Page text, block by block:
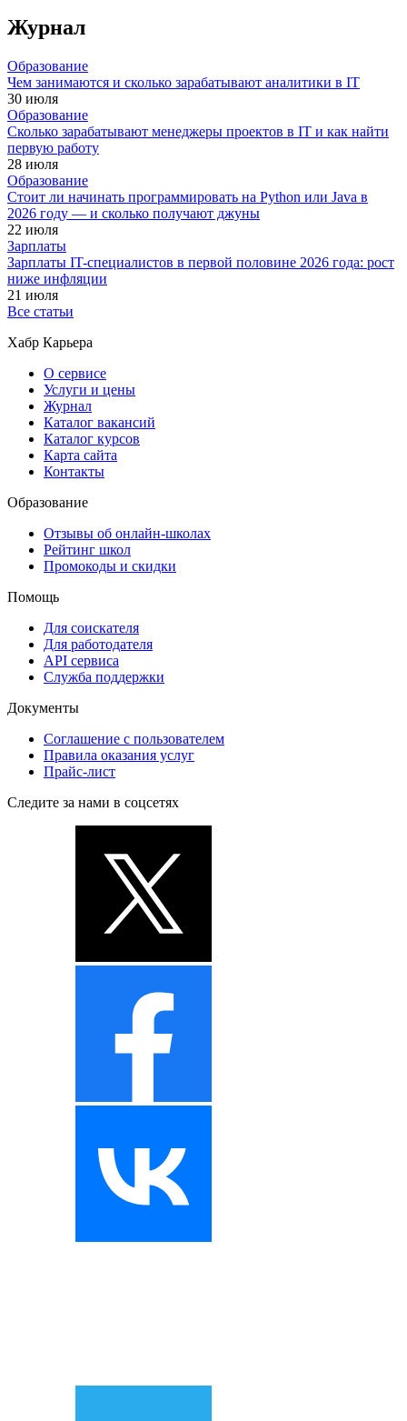
Журнал
Образование
Чем занимаются и сколько зарабатывают аналитики в IT
30 июля
Образование
Сколько зарабатывают менеджеры проектов в IT и как найти
первую работу
28 июля
Образование
Стоит ли начинать программировать на Python или Java в
2026 году — и сколько получают джуны
22 июля
Зарплаты
Зарплаты IT-специалистов в первой половине 2026 года: рост
ниже инфляции
21 июля
Все статьи
Хабр Карьера
О сервисе
Услуги и цены
Журнал
Каталог вакансий
Каталог курсов
Карта сайта
Контакты
Образование
Отзывы об онлайн-школах
Рейтинг школ
Промокоды и скидки
Помощь
Для соискателя
Для работодателя
API сервиса
Служба поддержки
Документы
Соглашение с пользователем
Правила оказания услуг
Прайс-лист
Следите за нами в соцсетях